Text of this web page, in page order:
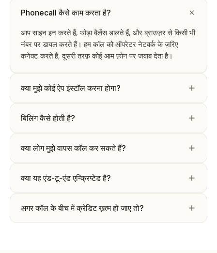
Phonecall कैसे काम करता है?
आप साइन इन करते हैं, थोड़ा बैलेंस डालते हैं, और ब्राउज़र से किसी भी
नंबर पर डायल करते हैं। हम कॉल को ऑपरेटर नेटवर्क के ज़रिए
कनेक्ट करते हैं, दूसरी तरफ़ कोई आम फ़ोन पर जवाब देता है।
क्या मुझे कोई ऐप इंस्टॉल करना होगा?
बिलिंग कैसे होती है?
क्या लोग मुझे वापस कॉल कर सकते हैं?
क्या यह एंड-टू-एंड एन्क्रिप्टेड है?
अगर कॉल के बीच में क्रेडिट ख़त्म हो जाए तो?